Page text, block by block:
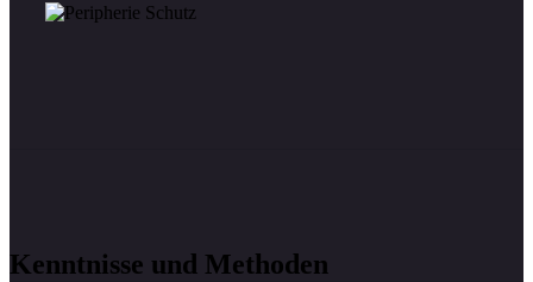
Kenntnisse und Methoden